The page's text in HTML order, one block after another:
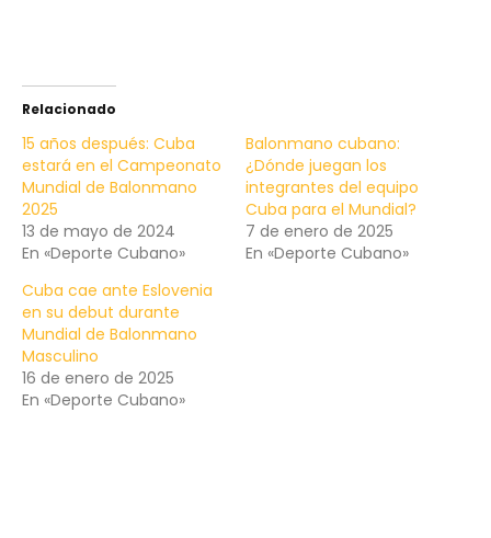
Relacionado
15 años después: Cuba
estará en el Campeonato
Mundial de Balonmano
2025
13 de mayo de 2024
En «Deporte Cubano»
Balonmano cubano:
¿Dónde juegan los
integrantes del equipo
Cuba para el Mundial?
7 de enero de 2025
En «Deporte Cubano»
Cuba cae ante Eslovenia
en su debut durante
Mundial de Balonmano
Masculino
16 de enero de 2025
En «Deporte Cubano»